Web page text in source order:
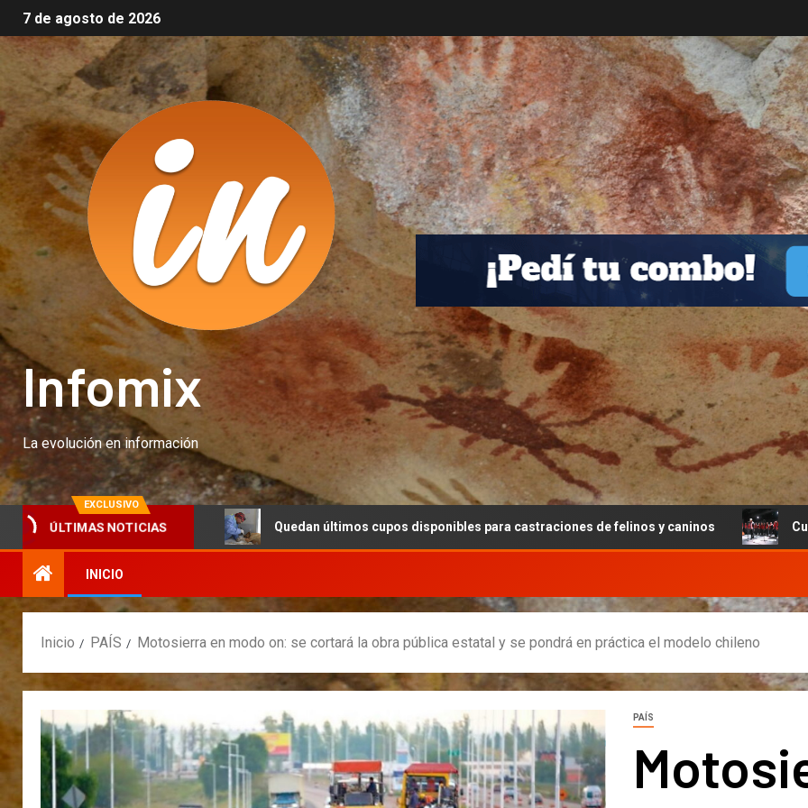
7 de agosto de 2026
Infomix
La evolución en información
EXCLUSIVO
ÚLTIMAS NOTICIAS
Santa Cruz Quedan últimos cupos disponibles para castraciones de felinos y caninos Cultura apuesta a
INICIO
Inicio PAÍS Motosierra en modo on: se cortará la obra pública estatal y se pondrá en práctica el modelo chileno
PAÍS